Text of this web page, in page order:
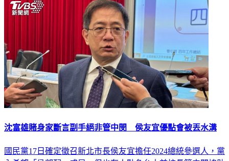
沈富雄賭身家斷言副手絕非管中閔 侯友宜優點會被丟水溝
國民黨17日確定徵召新北市長侯友宜擔任2024總統參選人，黨